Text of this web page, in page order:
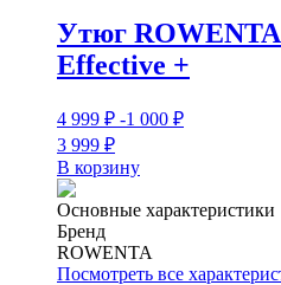
Утюг ROWENTA
Effective +
4 999 ₽ -1 000 ₽
3 999 ₽
В корзину
Основные характеристики
Бренд
ROWENTA
Посмотреть все